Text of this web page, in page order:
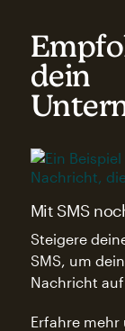
dein
Mit SMS
Steigere
SMS, um
Nachricht
Erfahre mehr